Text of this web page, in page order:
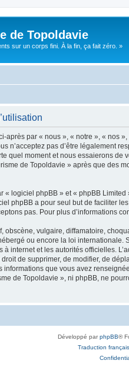
de Topoldavie
sur un corps fini. À la fin, ça fait zéro. »
après par « nous », « notre », « nos
n’acceptez pas d’être légalement
quel moment et nous essaierons
de Topoldavie » après que des
logiciel phpBB » et « phpBB
phpBB a pour seul but de faciliter
pas. Pour plus d’informations
vulgaire, diffamatoire,
ou encore la loi
internet et les autorités officielles.
de supprimer, de modifier, de
informations que vous avez
de Topoldavie », ni phpBB, ne
Développé parphpBB®
Traduction